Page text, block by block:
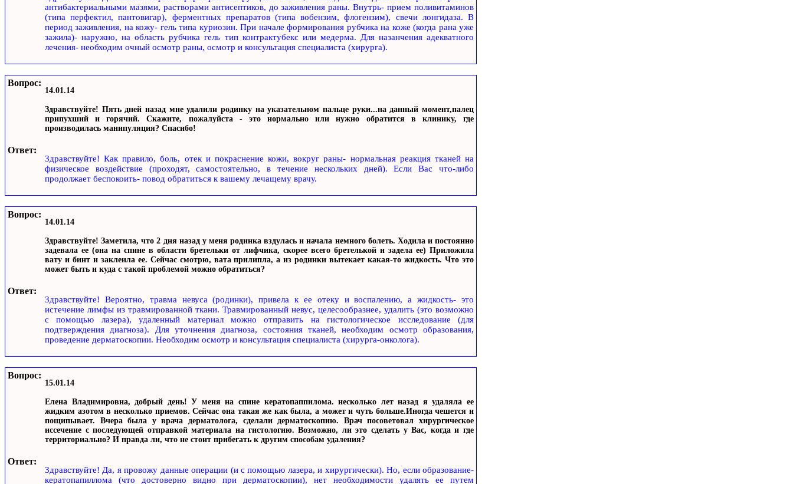
антибактериальными мазями, растворами антисептиков, до заживления раны. Внутрь- прием поливитаминов
(типа перфектил, пантовигар), ферментных препаратов (типа вобензим, флогензим), свечи лонгидаза. В
период заживления, на кожу- гель типа куриозин. При начале формирования рубчика на коже (когда рана уже
зажила)- наружно, на область рубчика гель тип контрактубекс или медерма. Для назанчения адекватного
лечения- необходим очный осмотр раны, осмотр и консультация специалиста (хирурга).
Вопрос:
14.01.14
Здравствуйте! Пять дней назад мне удалили родинку на указательном пальце руки...на данный момент,палец
припухший и горячий. Скажите, пожалуйста - это нормально или нужно обратится в клинику, где
производилась манипуляция? Спасибо!
Ответ:
Здравствуйте! Как правило, боль, отек и покраснение кожи, вокруг раны- нормальная реакция тканей на
физическое воздействие (проходят, самостоятельно, в течение нескольких дней). Если Вас что-либо
продолжает беспокоить- повод обратиться к вашему лечащему врачу.
Вопрос:
14.01.14
Здравствуйте! Заметила, что 2 дня назад у меня родинка вздулась и начала немного болеть. Ходила и постоянно
задевала ее (она на спине в области бретельки от лифчика, скорее всего бретелькой и задела ее) Приложила
вату и бинт и заклеила ее. Сейчас смотрю, вата прилипла, а из родинки вытекает какая-то жидкость. Что это
может быть и куда с такой проблемой можно обратиться?
Ответ:
Здравствуйте! Вероятно, травма невуса (родинки), привела к ее отеку и воспалению, а жидкость- это
истечение лимфы из травмированной ткани. Травмированный невус, целесообразнее, удалить (это возможно
с помощью лазера), удаленный материал можно отправить на гистологическое исследование (для
подтверждения диагноза). Для уточнения диагноза, состояния тканей, необходим осмотр образования,
проведение дерматоскопии. Необходим осмотр и консультация специалиста (хирурга-онколога).
Вопрос:
15.01.14
Елена Владимировна, добрый день! У меня на спине кератопаппилома. несколько лет назад я удаляла ее
жидким азотом в несколько приемов. Сейчас она такая же как была, а может и чуть больше.Иногда чешется и
пощипывает. Вчера была у врача дерматолога, сделали дерматоскопию. Врач посоветовал хирургическое
иссечение с последующей отправкой материала на гистологию. Возможно, ли это сделать у Вас, когда и где
территориально? И правда ли, что не стоит прибегать к другим способам удаления?
Ответ:
Здравствуйте! Да, я провожу данные операции (и с помощью лазера, и хирургически). Но, если образование-
кератопапиллома (что достоверно видно при дерматоскопии), нет необходимости удалять ее путем